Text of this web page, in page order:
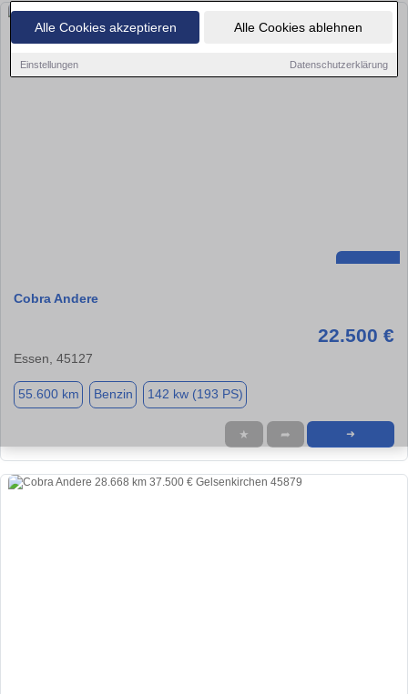
Alle Cookies akzeptieren Alle Cookies ablehnen
Einstellungen Datenschutzerklärung
Cobra Andere
22.500 €
Essen, 45127
55.600 km Benzin 142 kw (193 PS)
★ ➦ ➜